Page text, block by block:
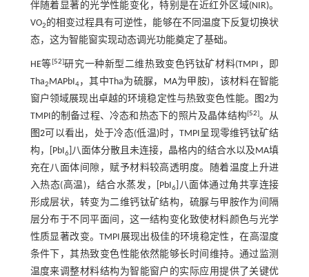
伴随着显著的光学性能变化，特别是在近红外区域(NIR)。
VO2 的相变过程具有可逆性，能够在不同温度下反复切换状
态，这为智能窗实现动态调光功能奠定了基础。
HE等[52]研究一种新型二维热致变色钙钛矿材料(TMPI，即
Tha2MAPbI4，其中Tha为硫脲，MA为甲胺)，该材料在智能
窗户领域展现出卓越的环境稳定性与热致变色性能。
图2为
TMPI的制备过程、冷态和热态下的照片及晶体结构[52]。从
图2可以看出，处于冷态(低温)时，TMPI呈现零维钙钛矿结
构，[PbI6]八面体分散且未连接，晶格内的结合水以及MA填
充在八面体间隙，赋予材料较高透明度。随着温度上升进
入热态(高温)，结合水蒸发，[PbI6 ]八面体通过角共享连接
形成层状，转变为二维钙钛矿结构，硫脲与甲胺作为间隔
层分布于不同平面间，这一结构变化致使材料颜色与光学
性质显著改变。TMPI展现出极佳的环境稳定性，在高湿度
条件下，其热致变色性能依然能够长时间维持。通过监测
温度来调整材料结构为智能窗户的实际应用提供了关键优